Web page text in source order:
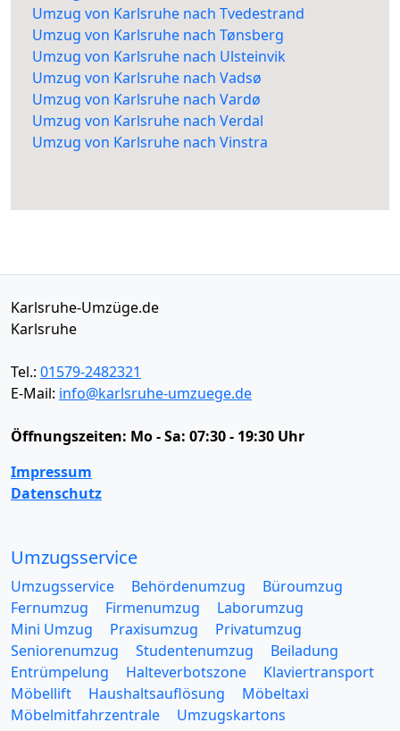
Umzug von Karlsruhe nach Tvedestrand
Umzug von Karlsruhe nach Tønsberg
Umzug von Karlsruhe nach Ulsteinvik
Umzug von Karlsruhe nach Vadsø
Umzug von Karlsruhe nach Vardø
Umzug von Karlsruhe nach Verdal
Umzug von Karlsruhe nach Vinstra
Karlsruhe-Umzüge.de
Karlsruhe
Tel.: 01579-2482321
E-Mail: info@karlsruhe-umzuege.de
Öffnungszeiten: Mo - Sa: 07:30 - 19:30 Uhr
Impressum
Datenschutz
Umzugsservice
Umzugsservice Behördenumzug
Büroumzug
Fernumzug
Firmenumzug
Laborumzug
Mini Umzug
Praxisumzug
Privatumzug
Seniorenumzug
Studentenumzug
Beiladung
Entrümpelung
Halteverbotszone
Klaviertransport
Möbellift
Haushaltsauflösung
Möbeltaxi
Möbelmitfahrzentrale
Umzugskartons